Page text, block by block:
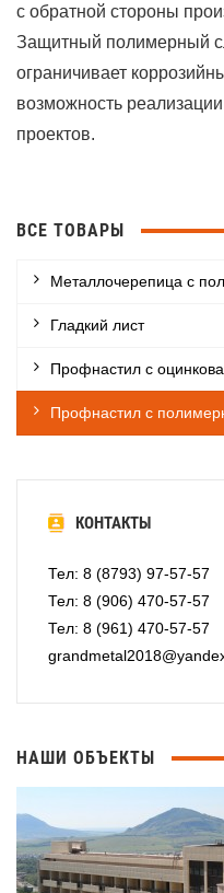
с обратной стороны
Защитный полимерный
ограничивает
возможность
проектов.
ВСЕ ТОВАРЫ
Металлочерепица с
Гладкий лист
Профнастил с
Профнастил с
КОНТАКТЫ
Тел: 8 (8793) 97-57-57
Тел: 8 (906) 470-57-57
Тел: 8 (961) 470-57-57
НАШИ ОБЪЕКТЫ